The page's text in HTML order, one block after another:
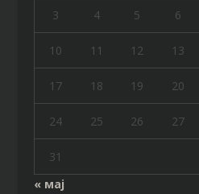
3 4 5 6
10 11 12 13
17 18 19 20
24 25 26 27
31
« мај